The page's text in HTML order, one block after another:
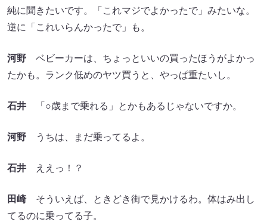
純に聞きたいです。「これマジでよかったで」みたいな。
逆に「これいらんかったで」も。
河野 ベビーカーは、ちょっといいの買ったほうがよかっ
たかも。ランク低めのヤツ買うと、やっぱ重たいし。
石井 「○歳まで乗れる」とかもあるじゃないですか。
河野 うちは、まだ乗ってるよ。
石井 ええっ！？
田崎そういえば、ときどき街で見かけるわ。体はみ出し
てるのに乗ってる子。